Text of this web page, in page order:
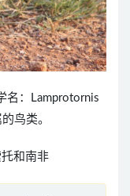
名：Lamprotornis
鸟类。
和南非